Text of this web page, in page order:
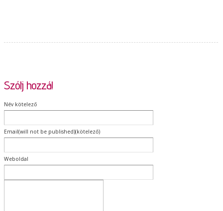
Szólj hozzá!
Név kötelező
Email(will not be published)(kötelező)
Weboldal